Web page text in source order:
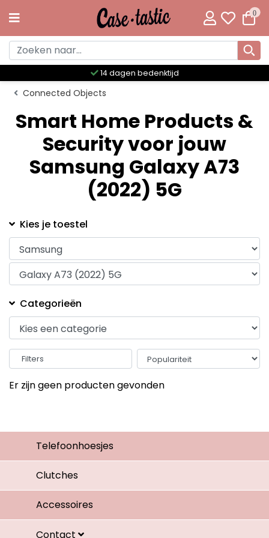
0
14 dagen bedenktijd
Connected Objects
Smart Home Products &
Security voor jouw
Samsung Galaxy A73
(2022) 5G
Kies je toestel
Categorieën
Filters
Er zijn geen producten gevonden
Telefoonhoesjes
Clutches
Accessoires
Contact